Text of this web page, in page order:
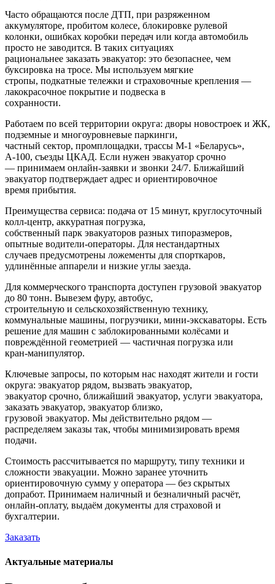
Часто обращаются после ДТП, при разряженном
аккумуляторе, пробитом колесе, блокировке рулевой
колонки, ошибках коробки передач или когда автомобиль
просто не заводится. В таких ситуациях
рациональнее заказать эвакуатор: это безопаснее, чем
буксировка на тросе. Мы используем мягкие
стропы, подкатные тележки и страховочные крепления —
лакокрасочное покрытие и подвеска в
сохранности.
Работаем по всей территории округа: дворы новостроек и ЖК,
подземные и многоуровневые паркинги,
частный сектор, промплощадки, трассы М‑1 «Беларусь»,
А‑100, съезды ЦКАД. Если нужен эвакуатор срочно
— принимаем онлайн-заявки и звонки 24/7. Ближайший
эвакуатор подтверждает адрес и ориентировочное
время прибытия.
Преимущества сервиса: подача от 15 минут, круглосуточный
колл‑центр, аккуратная погрузка,
собственный парк эвакуаторов разных типоразмеров,
опытные водители-операторы. Для нестандартных
случаев предусмотрены ложементы для спорткаров,
удлинённые аппарели и низкие углы заезда.
Для коммерческого транспорта доступен грузовой эвакуатор
до 80 тонн. Вывезем фуру, автобус,
строительную и сельскохозяйственную технику,
коммунальные машины, погрузчики, мини-экскаваторы. Есть
решение для машин с заблокированными колёсами и
повреждённой геометрией — частичная погрузка или
кран-манипулятор.
Ключевые запросы, по которым нас находят жители и гости
округа: эвакуатор рядом, вызвать эвакуатор,
эвакуатор срочно, ближайший эвакуатор, услуги эвакуатора,
заказать эвакуатор, эвакуатор близко,
грузовой эвакуатор. Мы действительно рядом —
распределяем заказы так, чтобы минимизировать время
подачи.
Стоимость рассчитывается по маршруту, типу техники и
сложности эвакуации. Можно заранее уточнить
ориентировочную сумму у оператора — без скрытых
допработ. Принимаем наличный и безналичный расчёт,
онлайн-оплату, выдаём документы для страховой и
бухгалтерии.
Заказать
Актуальные материалы